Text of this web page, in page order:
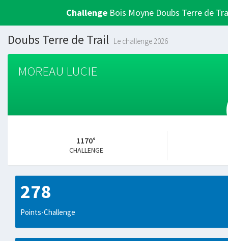
Challenge Bois Moyne Doubs Terre de
Doubs Terre de Trail Le challenge 2026
MOREAU LUCIE
1170°
CHALLENGE
278
Points-Challenge